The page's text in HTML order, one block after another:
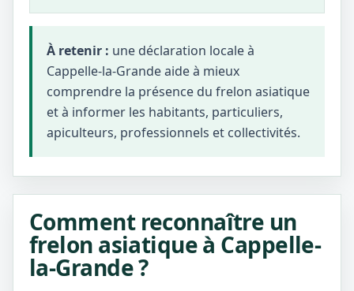
À retenir : une déclaration locale à
Cappelle-la-Grande aide à mieux
comprendre la présence du frelon asiatique
et à informer les habitants, particuliers,
apiculteurs, professionnels et collectivités.
Comment reconnaître un
frelon asiatique à Cappelle-
la-Grande ?